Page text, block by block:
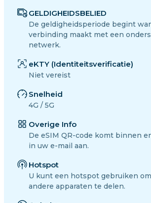
GELDIGHEIDSBELIED
De geldigheidsperiode begint
verbinding maakt met een
netwerk.
eKTY (Identiteitsverificatie)
Niet vereist
Snelheid
4G / 5G
Overige Info
De eSIM QR-code komt binnen
in uw e-mail aan.
Hotspot
U kunt een hotspot gebruiken
andere apparaten te delen.